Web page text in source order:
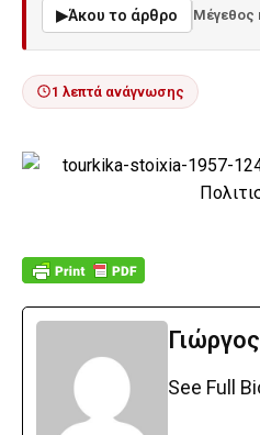
▶Άκου το άρθρο Μέγεθος
1 λεπτά ανάγνωσης
See Full